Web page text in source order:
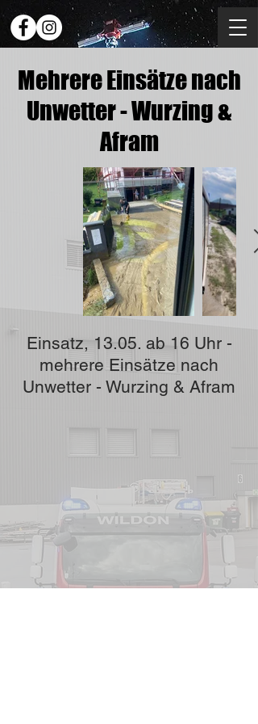
Mehrere Einsätze nach
Unwetter - Wurzing &
Afram
Einsatz, 13.05. ab 16 Uhr -
mehrere Einsätze nach
Unwetter - Wurzing & Afram